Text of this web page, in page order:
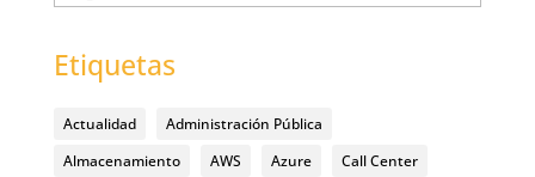
Etiquetas
Actualidad
Administración Pública
Almacenamiento
AWS Azure
Call Center